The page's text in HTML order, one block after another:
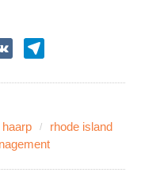
haarp
rhode island